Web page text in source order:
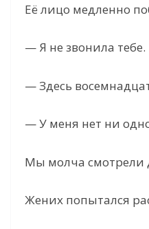
Её лицо медленно
— Я не звонила тебе.
— Здесь
— У меня нет ни
Мы молча смотрели
Жених попытался